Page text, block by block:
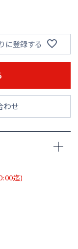
に登録する
わせ
迄)